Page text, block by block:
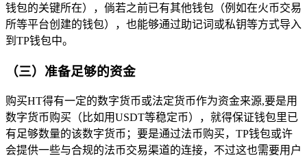
钱包的关键所在），倘若之前已有其他钱包（例如在火币交易
所等平台创建的钱包），也能够通过助记词或私钥等方式导入
到TP钱包中。
（三）准备足够的资金
购买HT得有一定的数字货币或法定货币作为资金来源,要是用
数字货币购买（比如用USDT等稳定币），就得保证钱包里已
有足够数量的该数字货币；要是通过法币购买，TP钱包或许
会提供一些与合规的法币交易渠道的连接，不过这也需要用户